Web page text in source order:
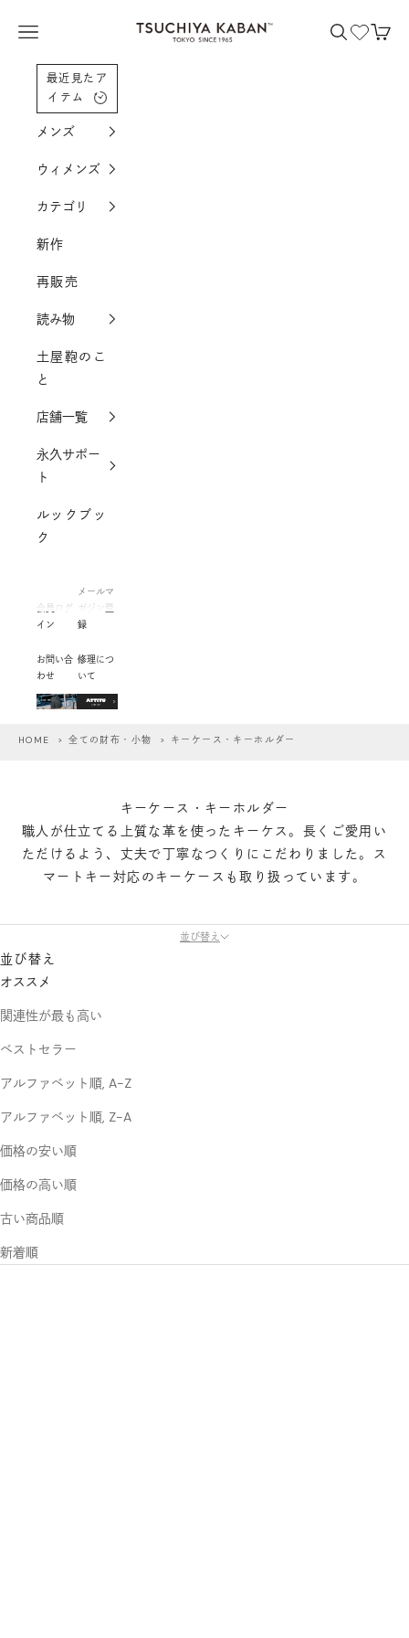
土屋鞄製造所
メニューを開く 検索を開く
カー
最近見たア
イテム
メンズ
ウィメンズ
カテゴリ
新作
再販売
読み物
土屋鞄のこ
と
店舗一覧
永久サポー
ト
ルックブッ
ク
会員ログ
イン
メールマ
ガジン登
録
お問い合
わせ
修理につ
いて
HOME >全ての財布・小物 > キーケース・キーホルダー
キーケース・キーホルダー
職人が仕立てる上質な革を使ったキーケス。長くご愛用い
ただけるよう、丈夫で丁寧なつくりにこだわりました。ス
マートキー対応のキーケースも取り扱っています。
並び替え
並び替え
オススメ
関連性が最も高い
ベストセラー
アルファベット順, A-Z
アルファベット順, Z-A
価格の安い順
価格の高い順
古い商品順
新着順